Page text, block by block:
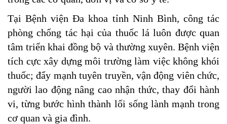
Tại Bệnh viện Đa khoa tỉnh Ninh Bình, công tác
phòng chống tác hại của thuốc lá luôn được quan
tâm triển khai đồng bộ và thường xuyên. Bệnh viện
tích cực xây dựng môi trường làm việc không khói
thuốc; đẩy mạnh tuyên truyền, vận động viên chức,
người lao động nâng cao nhận thức, thay đổi hành
vi, từng bước hình thành lối sống lành mạnh trong
cơ quan và gia đình.